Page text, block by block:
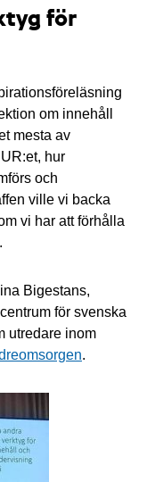
för
om innehåll
mesta av
hur
och
ville vi backa
vi har att förhålla
Bigestans,
för svenska
utredare inom
.